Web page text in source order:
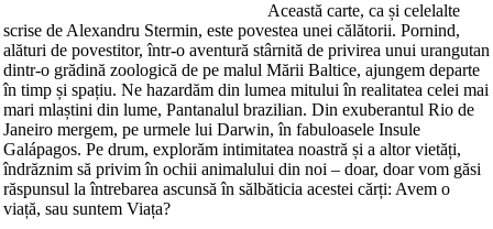
Această carte, ca și celelalte
scrise de Alexandru Stermin, este povestea unei călătorii. Pornind,
alături de povestitor, într-o aventură stârnită de privirea unui urangutan
dintr-o grădină zoologică de pe malul Mării Baltice, ajungem departe
în timp și spațiu. Ne hazardăm din lumea mitului în realitatea celei mai
mari mlaștini din lume, Pantanalul brazilian. Din exuberantul Rio de
Janeiro mergem, pe urmele lui Darwin, în fabuloasele Insule
Galápagos. Pe drum, explorăm intimitatea noastră și a altor vietăți,
îndrăznim să privim în ochii animalului din noi – doar, doar vom găsi
răspunsul la întrebarea ascunsă în sălbăticia acestei cărți: Avem o
viață, sau suntem Viața?